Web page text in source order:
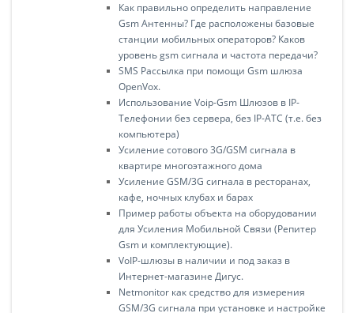
Как правильно определить направление
Gsm Антенны? Где расположены базовые
станции мобильных операторов? Каков
уровень gsm сигнала и частота передачи?
SMS Рассылка при помощи Gsm шлюза
OpenVox.
Использование Voip-Gsm Шлюзов в IP-
Телефонии без сервера, без IP-АТС (т.е. без
компьютера)
Усиление сотового 3G/GSM сигнала в
квартире многоэтажного дома
Усиление GSM/3G сигнала в ресторанах,
кафе, ночных клубах и барах
Пример работы объекта на оборудовании
для Усиления Мобильной Связи (Репитер
Gsm и комплектующие).
VoIP-шлюзы в наличии и под заказ в
Интернет-магазине Дигус.
Netmonitor как средство для измерения
GSM/3G сигнала при установке и настройке